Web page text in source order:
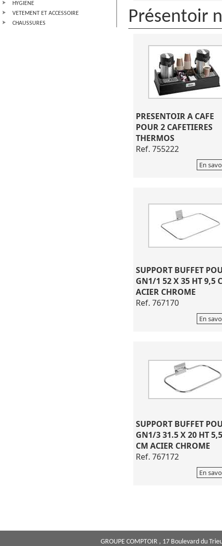
HYGIENE
VETEMENT ET ACCESSOIRE
CHAUSSURES
Présentoir
PRESENTOIR A CAFE
POUR 2 CAFETIERES
THERMOS
Ref. 755222
En
SUPPORT BUFFET
GN1/1 52 X 35 HT 9,5
ACIER CHROME
Ref. 767170
En
SUPPORT BUFFET
GN1/3 31.5 X 20 HT 5,5
CM ACIER CHROME
Ref. 767172
En
GROUPE COMPTOIR , 17 Boulevard du